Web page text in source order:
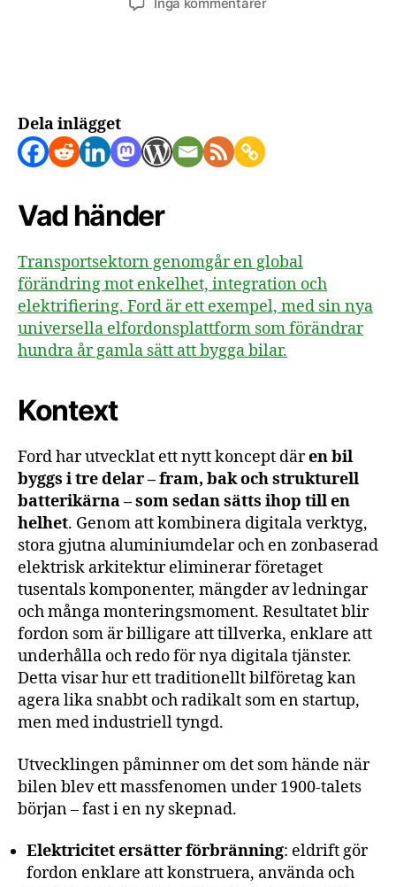
Dela inlägget
Vad händer
Transportsektorn genomgår en global
förändring mot enkelhet, integration och
elektrifiering. Ford är ett exempel, med sin nya
universella elfordonsplattform som förändrar
hundra år gamla sätt att bygga bilar.
Kontext
Ford har utvecklat ett nytt koncept dären bil
byggs i tre delar – fram, bak och strukturell
batterikärna – som sedan sätts ihop till en
helhet. Genom att kombinera digitala verktyg,
stora gjutna aluminiumdelar och en zonbaserad
elektrisk arkitektur eliminerar företaget
tusentals komponenter, mängder av ledningar
och många monteringsmoment. Resultatet blir
fordon som är billigare att tillverka, enklare att
underhålla och redo för nya digitala tjänster.
Detta visar hur ett traditionellt bilföretag kan
agera lika snabbt och radikalt som en startup,
men med industriell tyngd.
Utvecklingen påminner om det som hände när
bilen blev ett massfenomen under 1900-talets
början – fast i en ny skepnad.
Elektricitet ersätter förbränning: eldrift gör
fordon enklare att konstruera, använda och